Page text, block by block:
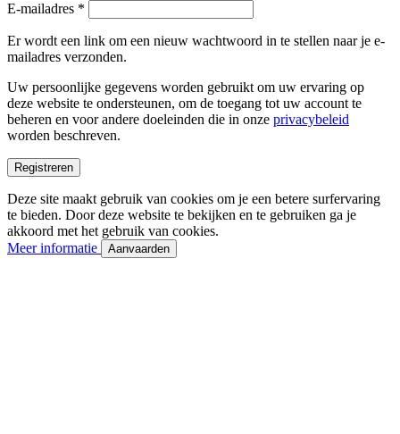
E-mailadres *
Er wordt een link om een nieuw wachtwoord in te stellen naar je e-
mailadres verzonden.
Uw persoonlijke gegevens worden gebruikt om uw ervaring op
deze website te ondersteunen, om de toegang tot uw account te
beheren en voor andere doeleinden die in onze privacybeleid
worden beschreven.
Registreren
Deze site maakt gebruik van cookies om je een betere surfervaring
te bieden. Door deze website te bekijken en te gebruiken ga je
akkoord met het gebruik van cookies.
Meer informatie
Aanvaarden